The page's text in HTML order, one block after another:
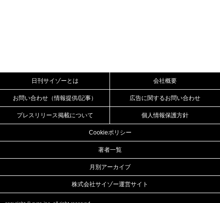
日刊サイゾーとは 会社概要
お問い合わせ（情報提供/記事） 広告に関するお問い合わせ
プレスリリース掲載について 個人情報保護方針
Cookieポリシー
著者一覧
月別アーカイブ
株式会社サイゾー運営サイト